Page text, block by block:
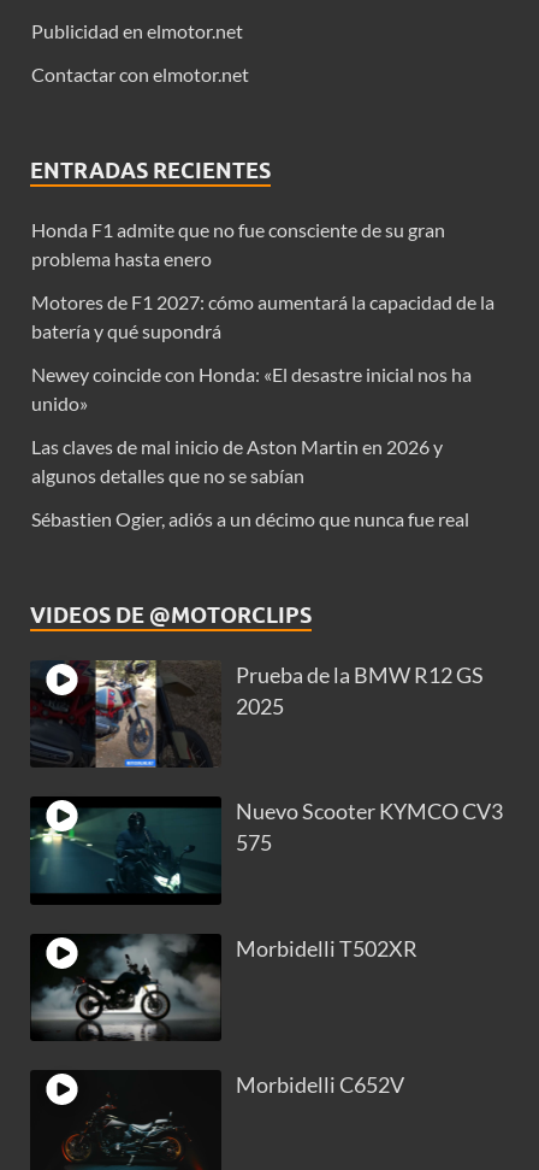
Publicidad en elmotor.net
Contactar con elmotor.net
ENTRADAS RECIENTES
Honda F1 admite que no fue consciente de su gran
problema hasta enero
Motores de F1 2027: cómo aumentará la capacidad de la
batería y qué supondrá
Newey coincide con Honda: «El desastre inicial nos ha
unido»
Las claves de mal inicio de Aston Martin en 2026 y
algunos detalles que no se sabían
Sébastien Ogier, adiós a un décimo que nunca fue real
VIDEOS DE @MOTORCLIPS
Prueba de la BMW R12 GS
2025
Nuevo Scooter KYMCO CV3
575
Morbidelli T502XR
Morbidelli C652V